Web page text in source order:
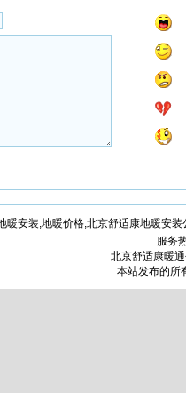
暖安装,地暖价格,北京舒适康地暖安
服务
北京舒适康暖
本站发布的所